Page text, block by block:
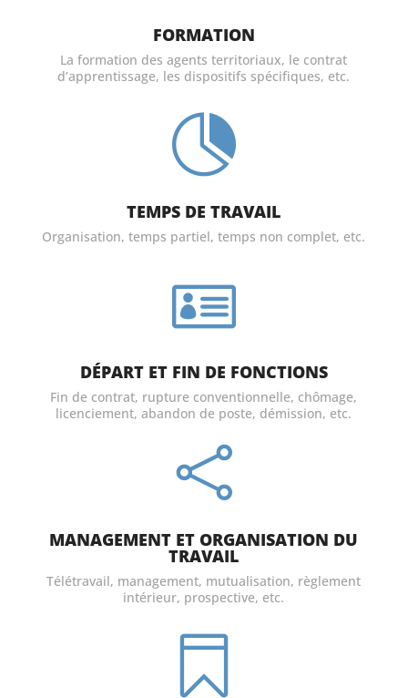
FORMATION
La formation des agents territoriaux, le contrat
d’apprentissage, les dispositifs spécifiques, etc.

TEMPS DE TRAVAIL
Organisation, temps partiel, temps non complet, etc.

DÉPART ET FIN DE FONCTIONS
Fin de contrat, rupture conventionnelle, chômage,
licenciement, abandon de poste, démission, etc.

MANAGEMENT ET ORGANISATION DU
TRAVAIL
Télétravail, management, mutualisation, règlement
intérieur, prospective, etc.
